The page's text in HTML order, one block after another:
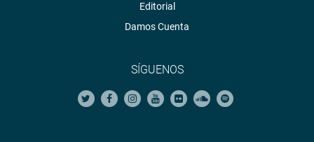
Editorial
Damos Cuenta
SÍGUENOS